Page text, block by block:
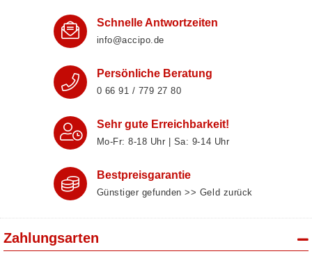
Schnelle Antwortzeiten
info@accipo.de
Persönliche Beratung
0 66 91 / 779 27 80
Sehr gute Erreichbarkeit!
Mo-Fr: 8‑18 Uhr | Sa: 9‑14 Uhr
Bestpreisgarantie
Günstiger gefunden >> Geld zurück
Zahlungsarten